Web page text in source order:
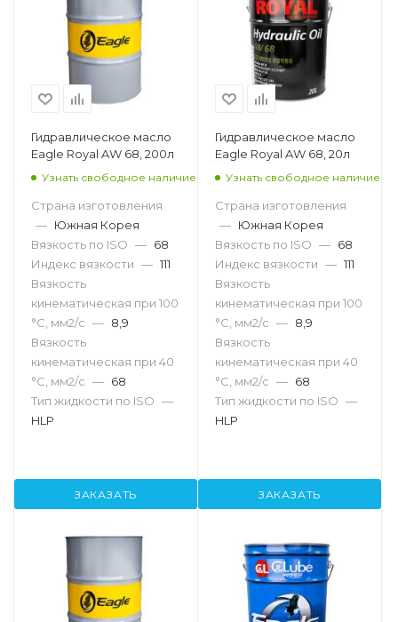
Гидравлическое масло
Eagle Royal AW 68, 200л
Узнать свободное наличие
Страна изготовления
— Южная Корея
Вязкость по ISO — 68
Индекс вязкости — 111
Вязкость
кинематическая при 100
°С, мм2/с — 8,9
Вязкость
кинематическая при 40
°С, мм2/с — 68
Тип жидкости по ISO —
HLP
ЗАКАЗАТЬ
Гидравлическое масло
Eagle Royal AW 68, 20л
Узнать свободное наличие
Страна изготовления
— Южная Корея
Вязкость по ISO — 68
Индекс вязкости — 111
Вязкость
кинематическая при 100
°С, мм2/с — 8,9
Вязкость
кинематическая при 40
°С, мм2/с — 68
Тип жидкости по ISO —
HLP
ЗАКАЗАТЬ